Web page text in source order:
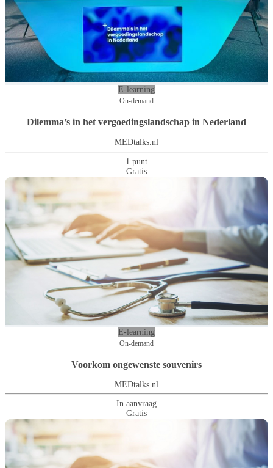
E-learning
On-demand
Dilemma’s in het vergoedingslandschap in Nederland
MEDtalks.nl
1 punt
Gratis
E-learning
On-demand
Voorkom ongewenste souvenirs
MEDtalks.nl
In aanvraag
Gratis